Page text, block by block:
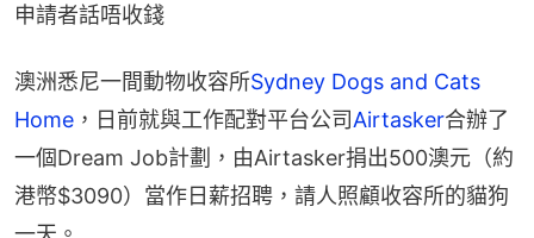
申請者話唔收錢
澳洲悉尼一間動物收容所Sydney Dogs and Cats
Home ，日前就與工作配對平台公司Airtasker合辦了
一個Dream Job計劃，由Airtasker捐出500澳元（約
港幣$3090）當作日薪招聘，請人照顧收容所的貓狗